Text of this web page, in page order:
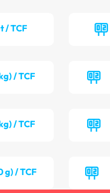
/ TCF
/ TCF
/ TCF
g) / TCF